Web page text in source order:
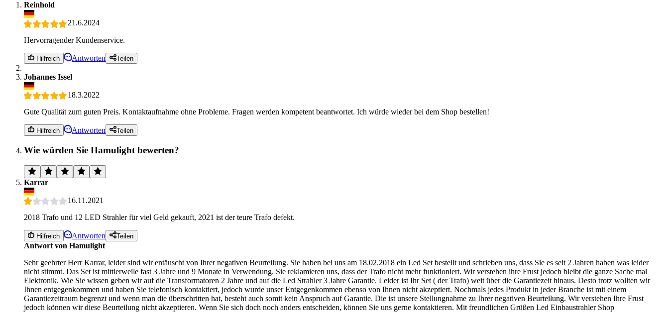
Reinhold
21.6.2024
Hervorragender Kundenservice.
Hilfreich Antworten Teilen
Johannes Issel
18.3.2022
Gute Qualität zum guten Preis. Kontaktaufnahme ohne Probleme. Fragen werden kompetent beantwortet. Ich würde wieder bei dem Shop bestellen!
Hilfreich Antworten Teilen
Wie würden Sie Hamulight bewerten?
Karrar
16.11.2021
2018 Trafo und 12 LED Strahler für viel Geld gekauft, 2021 ist der teure Trafo defekt.
Hilfreich Antworten Teilen
Antwort von Hamulight
Sehr geehrter Herr Karrar, leider sind wir entäuscht von Ihrer negativen Beurteilung. Sie haben bei uns am 18.02.2018 ein Led Set bestellt und schrieben uns, dass Sie es seit 2 Jahren haben was leider
nicht stimmt. Das Set ist mittlerweile fast 3 Jahre und 9 Monate in Verwendung. Sie reklamieren uns, dass der Trafo nicht mehr funktioniert. Wir verstehen ihre Frust jedoch bleibt die ganze Sache mal
Elektronik. Wie Sie wissen geben wir auf die Transformatoren 2 Jahre und auf die Led Strahler 3 Jahre Garantie. Leider ist Ihr Set ( der Trafo) weit über die Garantiezeit hinaus. Desto trotz wollten wir
Ihnen entgegenkommen und haben Sie telefonisch kontaktiert, jedoch wurde unser Entgegenkommen ebenso von Ihnen nicht akzeptiert. Nochmals jedes Produkt in jeder Branche ist mit einem
Garantiezeitraum begrenzt und wenn man die überschritten hat, besteht auch somit kein Anspruch auf Garantie. Die ist unsere Stellungnahme zu Ihrer negativen Beurteilung. Wir verstehen Ihre Frust
jedoch können wir diese Beurteilung nicht akzeptieren. Wenn Sie sich doch noch anders entscheiden, können Sie uns gerne kontaktieren. Mit freundlichen Grüßen Led Einbaustrahler Shop